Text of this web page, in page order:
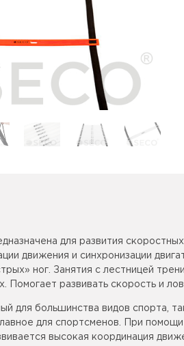
для развития
движения и синхронизации
ног. Занятия с лестницей
Помогает развивать скорость и
для большинства видов спорта,
для спортсменов. При
высокая координация